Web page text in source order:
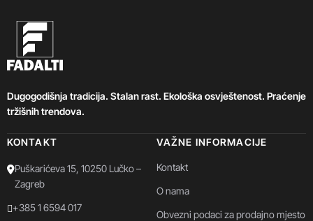
Dugogodišnja tradicija. Stalan rast. Ekološka osvještenost. Praćenje
tržišnih trendova.
KONTAKT
Puškarićeva 15, 10250 Lučko –
Zagreb
+385 1 6594 017
VAŽNE INFORMACIJE
Kontakt
O nama
Obvezni podaci za prodajno mjesto